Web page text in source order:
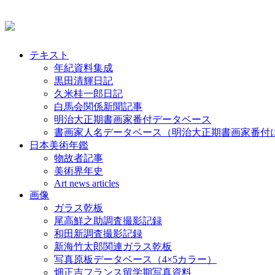
テキスト
年紀資料集成
黒田清輝日記
久米桂一郎日記
白馬会関係新聞記事
明治大正期書画家番付データベース
書画家人名データベース（明治大正期書画家番付
日本美術年鑑
物故者記事
美術界年史
Art news articles
画像
ガラス乾板
尾高鮮之助調査撮影記録
和田新調査撮影記録
新海竹太郎関連ガラス乾板
写真原板データベース（4×5カラー）
畑正吉フランス留学期写真資料